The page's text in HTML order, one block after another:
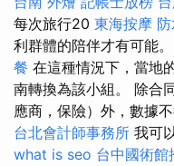
每次旅行20 東海按摩
利群體的陪伴才有可能。
餐 在這種情況下，當地
南轉換為該小組。 除合
應商，保險）外，數據
台北會計師事務所 我可
what is seo 台中國術館